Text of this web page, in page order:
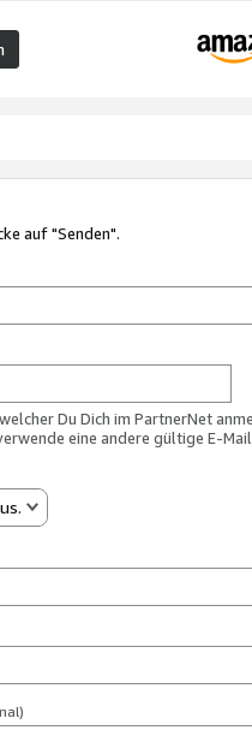
auf "Senden".
Du Dich im PartnerNet
eine andere gültige E-